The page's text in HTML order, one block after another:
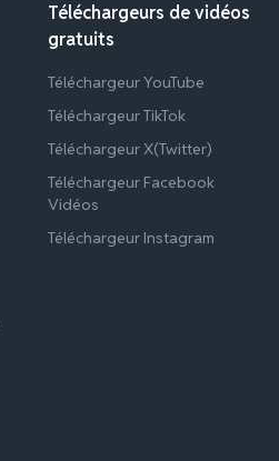
Téléchargeurs de vidéos
gratuits
Téléchargeur YouTube
Téléchargeur TikTok
Téléchargeur X(Twitter)
Téléchargeur Facebook
Vidéos
Téléchargeur Instagram